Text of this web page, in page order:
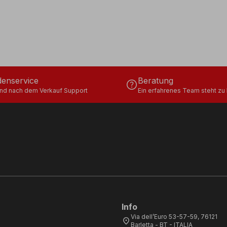
nach dem Verkauf Support helpBeratung
Ein erfahrenes Team steht zu
Info
location_on Via dell’Euro 53-57-59, 76121
Barletta - BT - ITALIA